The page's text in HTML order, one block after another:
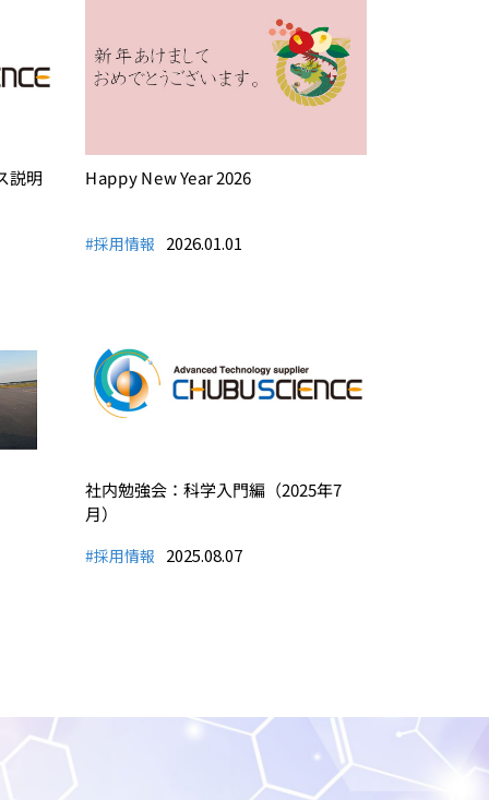
説明 Happy New Year 2026
#採用情報 2026.01.01
社内勉強会：科学入門編（2025年7
月）
#採用情報 2025.08.07